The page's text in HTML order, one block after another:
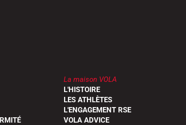
La maison VOLA
L'HISTOIRE
LES ATHLÈTES
L'ENGAGEMENT RSE
VOLA ADVICE